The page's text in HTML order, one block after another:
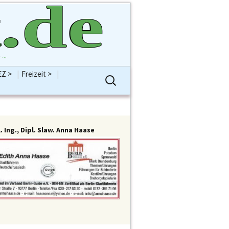
LINKE
FDP
SPD
Frau
Wegner
>
Abt Bauen
Abt Bürgerdienste
Abt Familie
Berlin
>
|
Gesellschaft
Kommentar
Kostenlose Pinnwand
Kultur/Kunst
Schule
Senioren
Sonstiges
Alles KiEZ
Freizeit >
|
Religionen
Suchen
nach:
Ing., Dipl. Slaw. Anna Haase